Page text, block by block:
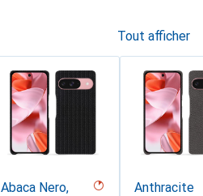
Tout afficher
Abaca Nero,
Anthracite